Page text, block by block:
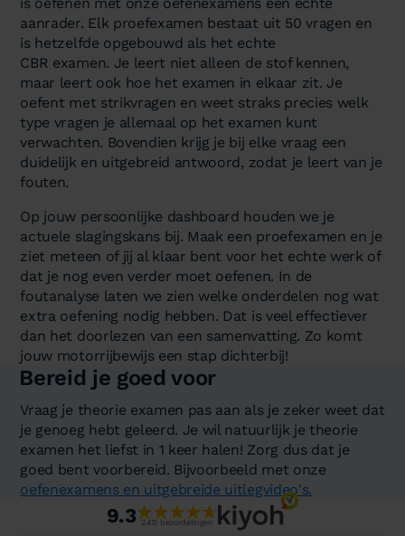
is oefenen met onze oefenexamens een echte
aanrader. Elk proefexamen bestaat uit 50 vragen en
is hetzelfde opgebouwd als het echte
CBR examen. Je leert niet alleen de stof kennen,
maar leert ook hoe het examen in elkaar zit. Je
oefent met strikvragen en weet straks precies welk
type vragen je allemaal op het examen kunt
verwachten. Bovendien krijg je bij elke vraag een
duidelijk en uitgebreid antwoord, zodat je leert van je
fouten.
Op jouw persoonlijke dashboard houden we je
actuele slagingskans bij. Maak een proefexamen en je
ziet meteen of jij al klaar bent voor het echte werk of
dat je nog even verder moet oefenen. In de
foutanalyse laten we zien welke onderdelen nog wat
extra oefening nodig hebben. Dat is veel effectiever
dan het doorlezen van een samenvatting. Zo komt
jouw motorrijbewijs een stap dichterbij!
Bereid je goed voor
Vraag je theorie examen pas aan als je zeker weet dat
je genoeg hebt geleerd. Je wil natuurlijk je theorie
examen het liefst in 1 keer halen! Zorg dus dat je
goed bent voorbereid. Bijvoorbeeld met onze
oefenexamens en uitgebreide uitlegvideo's.
9.3 2.413 beoordelingen